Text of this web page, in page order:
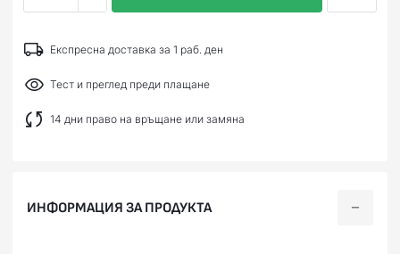
Експресна доставка за 1 раб. ден
Тест и преглед преди плащане
14 дни право на връщане или замяна
ИНФОРМАЦИЯ ЗА ПРОДУКТА